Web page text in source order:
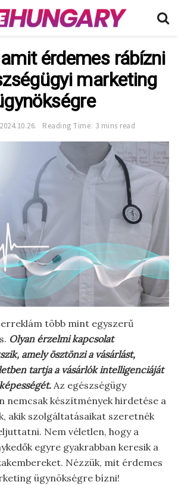
érdemes rábízni
marketing
2024.10.26. Reading Time: 3 mins read
több mint egyszerű
Olyan érzelmi kapcsolat
amely ösztönzi a vásárlást,
tartja a vásárlók intelligenciáját
Az egészségügy
nemcsak készítmények hirdetése a
akik szolgáltatásaikat szeretnék
Nem véletlen, hogy a
egyre gyakrabban keresik a
Nézzük, mit érdemes
ügynökségre bízni!